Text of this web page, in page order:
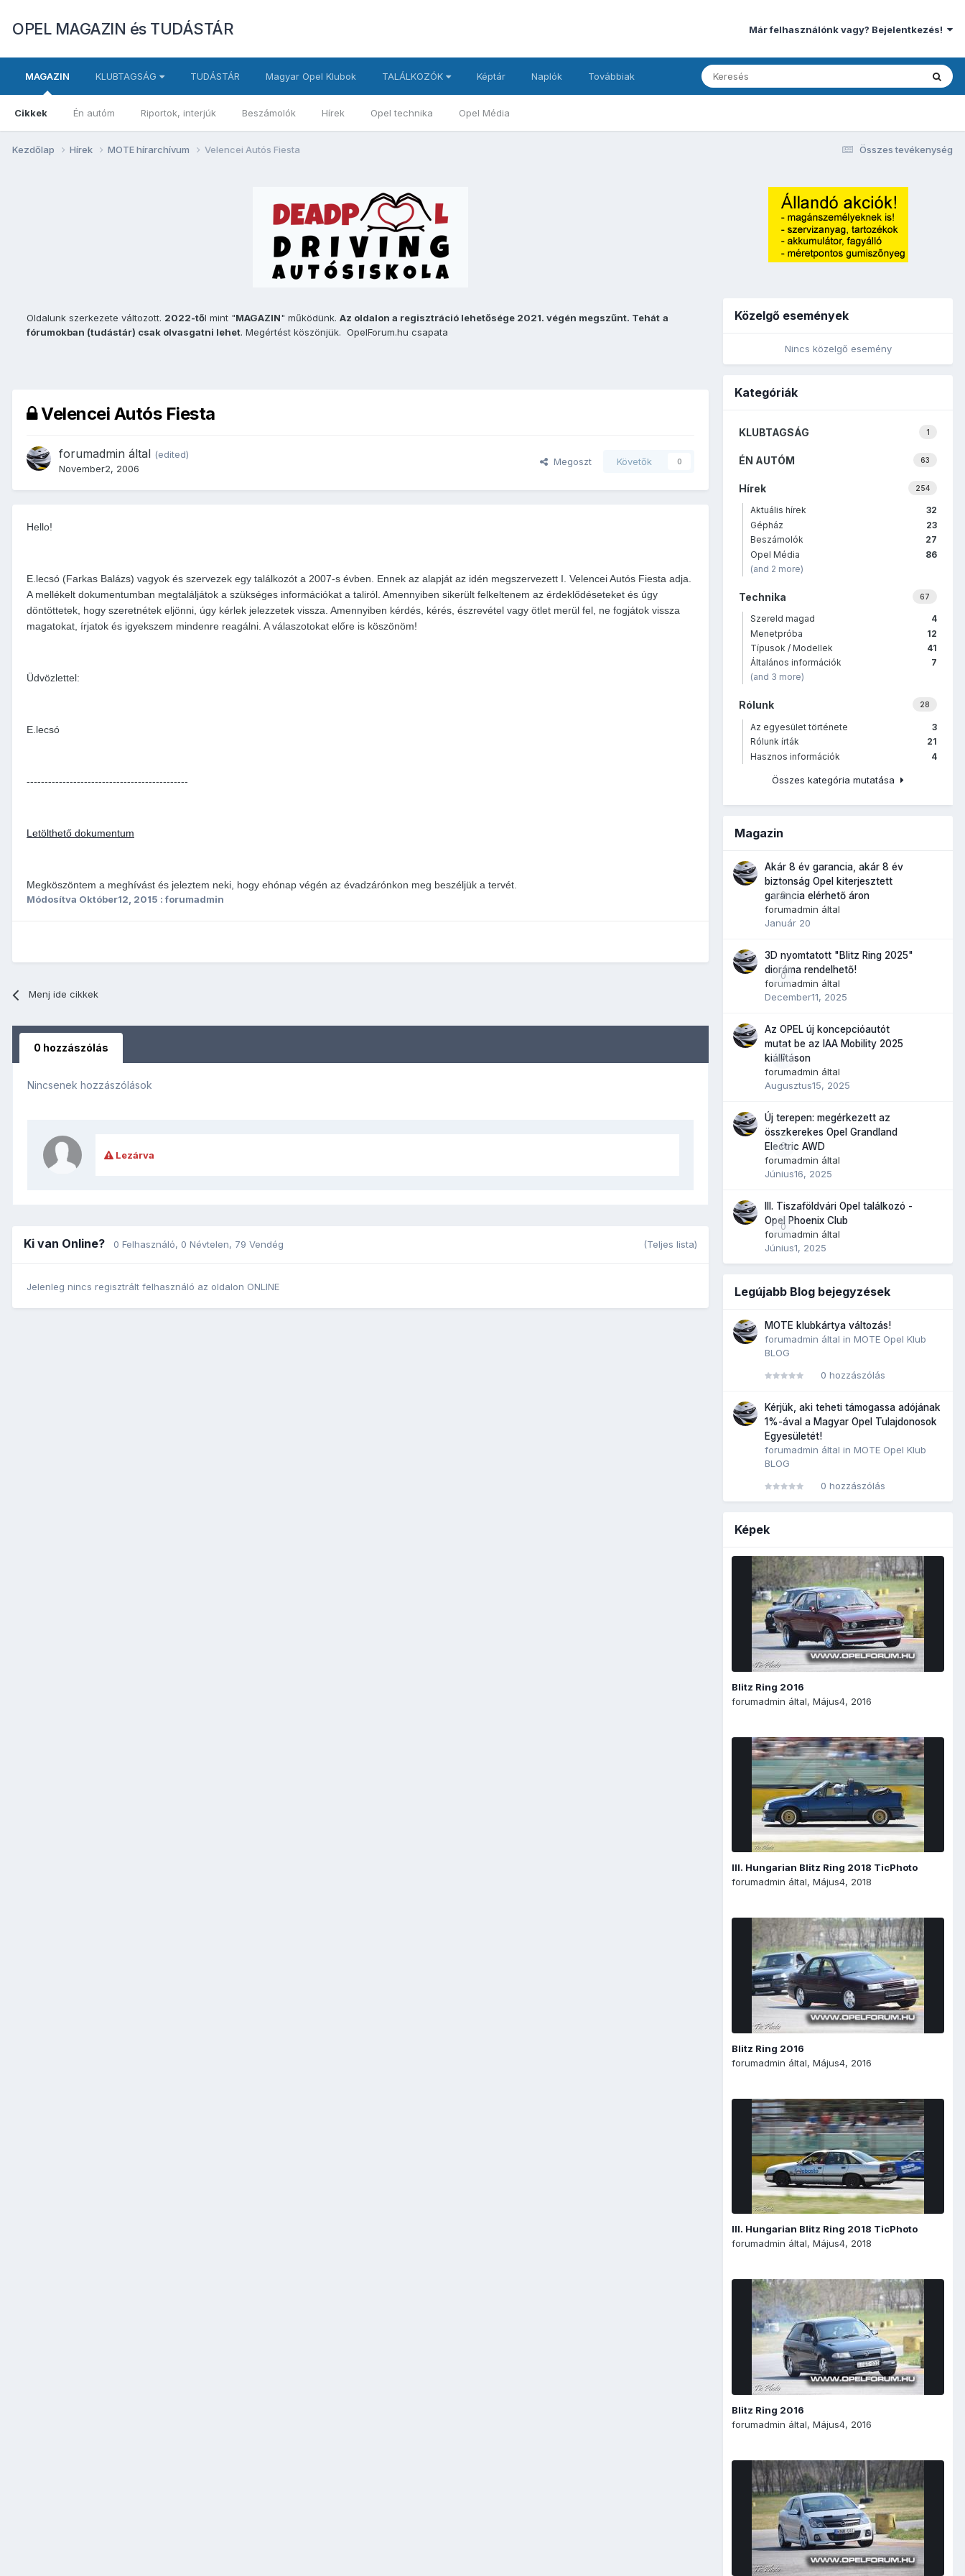
OPEL MAGAZIN és TUDÁSTÁR Már felhasználónk vagy? Bejelentkezés!
MAGAZIN
Cikkek Én autóm Riportok, interjúk Beszámolók Hírek Opel technika Opel Média
KLUBTAGSÁG TUDÁSTÁR Magyar Opel Klubok TALÁLKOZÓK Képtár Naplók Továbbiak
Összes tevékenység
Kezdőlap Hírek MOTE hírarchívum Velencei Autós Fiesta
Oldalunk szerkezete változott. 2022-től mint "MAGAZIN" működünk. Az oldalon a regisztráció lehetősége 2021. végén megszűnt. Tehát a
fórumokban (tudástár) csak olvasgatni lehet. Megértést köszönjük. OpelForum.hu csapata
Velencei Autós Fiesta
forumadmin által (edited)
November2, 2006
Megoszt Követők 0
Hello!
E.lecsó (Farkas Balázs) vagyok és szervezek egy találkozót a 2007-s évben. Ennek az alapját az idén megszervezett I. Velencei Autós Fiesta adja.
A mellékelt dokumentumban megtaláljátok a szükséges információkat a taliról. Amennyiben sikerült felkeltenem az érdeklődéseteket és úgy
döntöttetek, hogy szeretnétek eljönni, úgy kérlek jelezzetek vissza. Amennyiben kérdés, kérés, észrevétel vagy ötlet merül fel, ne fogjátok vissza
magatokat, írjatok és igyekszem mindenre reagálni. A válaszotokat előre is köszönöm!
Üdvözlettel:
E.lecsó
---------------------------------------------
Letölthető dokumentum
Megköszöntem a meghívást és jeleztem neki, hogy ehónap végén az évadzárónkon meg beszéljük a tervét.
Módosítva Október12, 2015 : forumadmin
Menj ide cikkek
0 hozzászólás
Nincsenek hozzászólások
Lezárva
Ki van Online? 0 Felhasználó, 0 Névtelen, 79 Vendég (Teljes lista)
Jelenleg nincs regisztrált felhasználó az oldalon ONLINE
Közelgő események
Nincs közelgő esemény
Kategóriák
1
KLUBTAGSÁG
63
ÉN AUTÓM
254
Hírek
32
Aktuális hírek
23
Gépház
27
Beszámolók
86
Opel Média
(and 2 more)
67
Technika
4
Szereld magad
12
Menetpróba
41
Típusok / Modellek
7
Általános információk
(and 3 more)
28
Rólunk
3
Az egyesület története
21
Rólunk írták
4
Hasznos információk
Összes kategória mutatása
Magazin
0
Akár 8 év garancia, akár 8 év
biztonság Opel kiterjesztett
garancia elérhető áron
forumadmin által
Január 20
0
3D nyomtatott "Blitz Ring 2025"
dioráma rendelhető!
forumadmin által
December11, 2025
0
Az OPEL új koncepcióautót
mutat be az IAA Mobility 2025
kiállításon
forumadmin által
Augusztus15, 2025
0
Új terepen: megérkezett az
összkerekes Opel Grandland
Electric AWD
forumadmin által
Június16, 2025
0
III. Tiszaföldvári Opel találkozó -
Opel Phoenix Club
forumadmin által
Június1, 2025
Legújabb Blog bejegyzések
MOTE klubkártya változás!
forumadmin által in MOTE Opel Klub
BLOG
0 hozzászólás
Kérjük, aki teheti támogassa adójának
1%-ával a Magyar Opel Tulajdonosok
Egyesületét!
forumadmin által in MOTE Opel Klub
BLOG
0 hozzászólás
Képek
Blitz Ring 2016
forumadmin által, Május4, 2016
III. Hungarian Blitz Ring 2018 TicPhoto
forumadmin által, Május4, 2018
Blitz Ring 2016
forumadmin által, Május4, 2016
III. Hungarian Blitz Ring 2018 TicPhoto
forumadmin által, Május4, 2018
Blitz Ring 2016
forumadmin által, Május4, 2016